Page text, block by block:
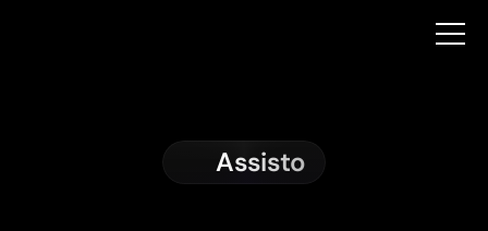
Assisto